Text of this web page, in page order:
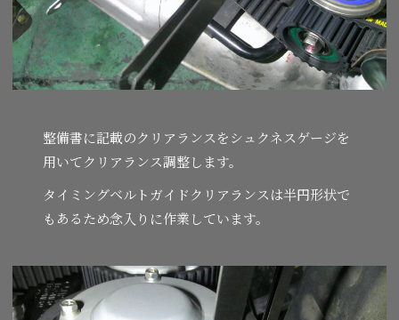
整備書に記載のクリアランスをシュクネスゲージを
用いてクリアランス調整します。
タイミングベルトガイドクリアランスは半円形状で
もあるため念入りに作業しています。